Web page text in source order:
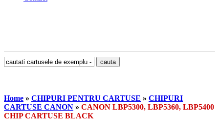
Home » CHIPURI PENTRU CARTUSE » CHIPURI
CARTUSE CANON » CANON LBP5300, LBP5360, LBP5400
CHIP CARTUSE BLACK